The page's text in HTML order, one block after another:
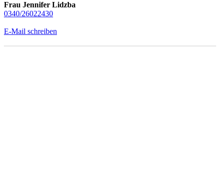
Frau Jennifer Lidzba
0340/26022430
E-Mail schreiben